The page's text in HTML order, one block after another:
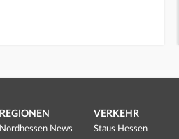
REGIONEN
Nordhessen News
VERKEHR
Staus Hessen